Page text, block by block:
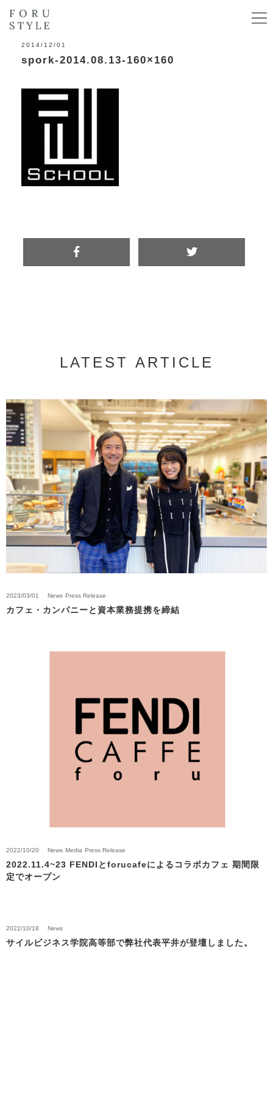
2014/12/01
spork-2014.08.13-160×160
LATEST ARTICLE
2023/03/01 News Press Release
カフェ・カンパニーと資本業務提携を締結
2022/10/20 News Media Press Release
2022.11.4~23 FENDIとforucafeによるコラボカフェ 期間限
定でオープン
2022/10/18 News
サイルビジネス学院高等部で弊社代表平井が登壇しました。